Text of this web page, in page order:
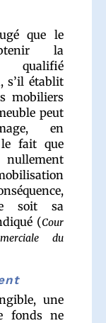
que le
la
qualifié
s’il établit
mobiliers
peut
en
fait que
soit sa
(Cour
du
une
fonds ne